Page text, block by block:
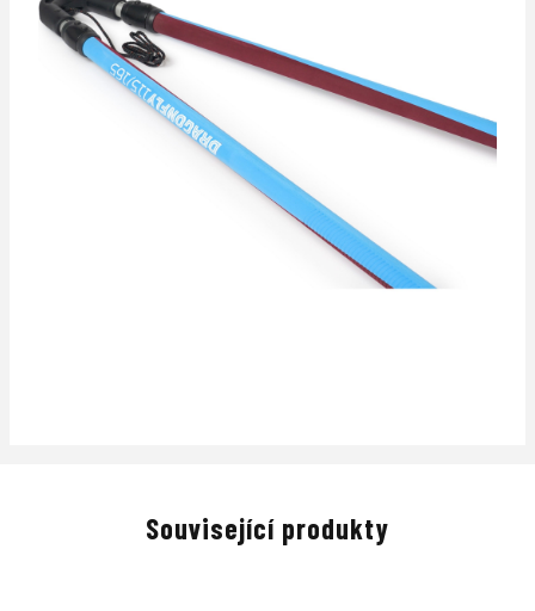
Související produkty